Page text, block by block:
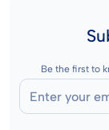
Be the first to
Enter